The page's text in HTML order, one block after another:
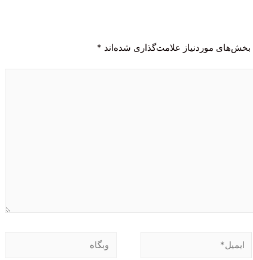
بخش‌های موردنیاز علامت‌گذاری شده‌اند *
ایمیل* وبگاه